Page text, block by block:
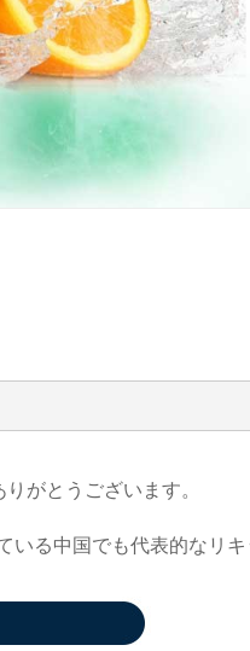
がとうございます。
いる中国でも代表的なリキ